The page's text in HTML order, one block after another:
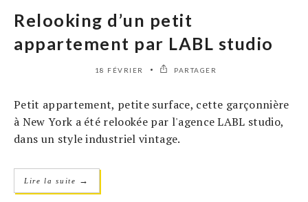
Relooking d’un petit
appartement par LABL studio
18 FÉVRIER PARTAGER
Petit appartement, petite surface, cette garçonnière
à New York a été relookée par l'agence LABL studio,
dans un style industriel vintage.
Lire la suite →